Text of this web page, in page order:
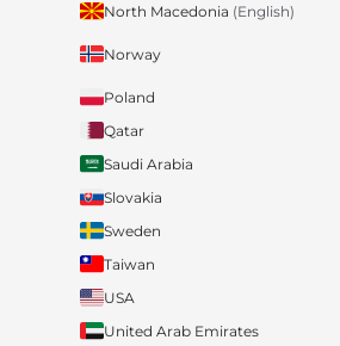
North Macedonia (English)
Norway
Poland
Qatar
Saudi Arabia
Slovakia
Sweden
Taiwan
USA
United Arab Emirates